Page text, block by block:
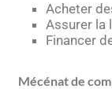
Acheter
Assurer la
Financer
Mécénat de